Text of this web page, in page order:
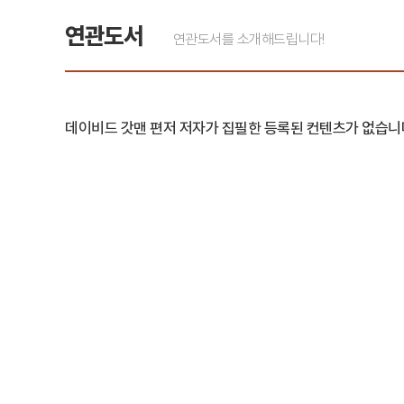
연관도서 연관도서를 소개해드립니다!
데이비드 갓맨 편저 저자가 집필한 등록된 컨텐츠가 없습니